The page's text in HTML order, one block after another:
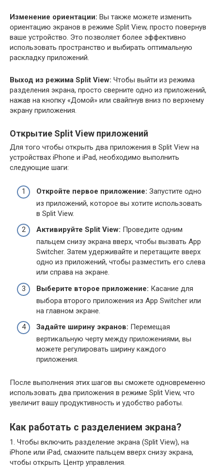
Изменение ориентации: Вы также можете изменить
ориентацию экранов в режиме Split View, просто повернув
ваше устройство. Это позволяет более эффективно
использовать пространство и выбирать оптимальную
раскладку приложений.
Выход из режима Split View: Чтобы выйти из режима
разделения экрана, просто сверните одно из приложений,
нажав на кнопку «Домой» или свайпнув вниз по верхнему
экрану приложения.
Открытие Split View приложений
Для того чтобы открыть два приложения в Split View на
устройствах iPhone и iPad, необходимо выполнить
следующие шаги:
Откройте первое приложение: Запустите одно
из приложений, которое вы хотите использовать
в Split View.
Активируйте Split View: Проведите одним
пальцем снизу экрана вверх, чтобы вызвать App
Switcher. Затем удерживайте и перетащите вверх
одно из приложений, чтобы разместить его слева
или справа на экране.
Выберите второе приложение: Касание для
выбора второго приложения из App Switcher или
на главном экране.
Задайте ширину экранов: Перемещая
вертикальную черту между приложениями, вы
можете регулировать ширину каждого
приложения.
После выполнения этих шагов вы сможете одновременно
использовать два приложения в режиме Split View, что
увеличит вашу продуктивность и удобство работы.
Как работать с разделением экрана?
1. Чтобы включить разделение экрана (Split View), на
iPhone или iPad, смахните пальцем вверх снизу экрана,
чтобы открыть Центр управления.